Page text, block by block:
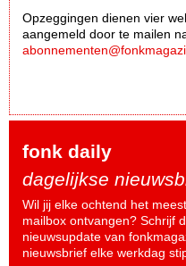
Opzeggingen dienen vier
aangemeld door te mailen
fonk daily
dagelijkse
Wil jij elke ochtend het
mailbox ontvangen? Schrijf
nieuwsupdate van
nieuwsbrief elke werkdag